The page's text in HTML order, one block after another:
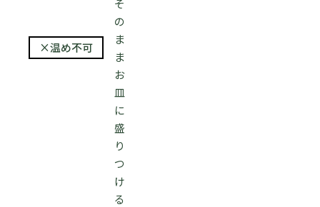
×温め不可
そ
の
ま
ま
お
皿
に
盛
り
つ
け
る